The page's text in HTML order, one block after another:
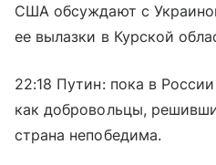
США обсуждают с
ее вылазки в Курской
22:18 Путин: пока в
как добровольцы,
страна непобедима.